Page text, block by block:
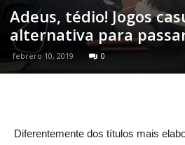
Adeus, tédio! Jogos
alternativa para
febrero 10, 2019 0
Diferentemente dos títulos mais